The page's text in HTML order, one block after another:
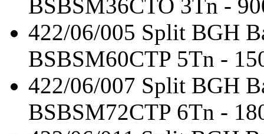
BSBSM36CTO 3Tn -
422/06/005 Split BGH
BSBSM60CTP 5Tn -
422/06/007 Split BGH
BSBSM72CTP 6Tn -